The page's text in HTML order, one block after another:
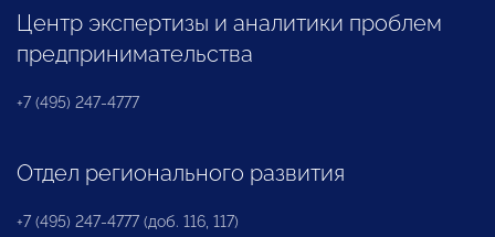
Центр экспертизы и аналитики проблем
предпринимательства
+7 (495) 247-4777
Отдел регионального развития
+7 (495) 247-4777 (доб. 116, 117)